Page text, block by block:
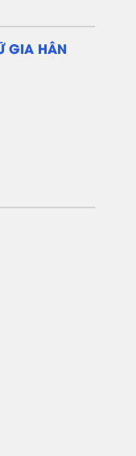
GIA HÂN